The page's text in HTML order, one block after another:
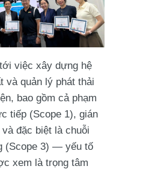
việc xây dựng hệ
và quản lý phát thải
bao gồm cả phạm
tiếp (Scope 1), gián
đặc biệt là chuỗi
(Scope 3) — yếu tố
xem là trọng tâm